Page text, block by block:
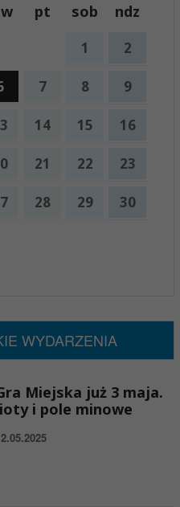
pt sob ndz
1 2
7 8 9
14 15 16
21 22 23
28 29 30
WYDARZENIA
Miejska już 3 maja.
i pole minowe
2.05.2025